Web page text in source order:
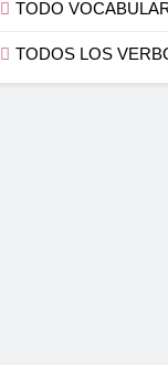
TODO
TODOS LOS